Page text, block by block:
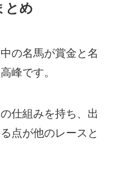
とめ
の名馬が賞金と名
峰です。
仕組みを持ち、出
点が他のレースと